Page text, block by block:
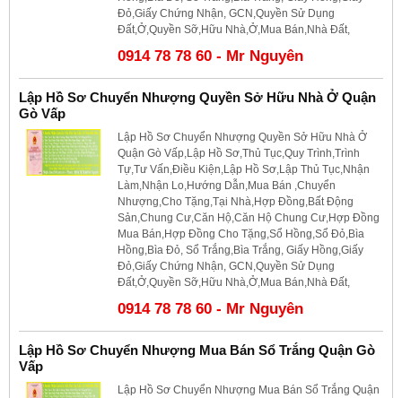
Đỏ,Giấy Chứng Nhận, GCN,Quyền Sử Dụng
Đất,Ở,Quyền Sỡ,Hữu Nhà,Ở,Mua Bán,Nhà Đất,
0914 78 78 60 - Mr Nguyên
Lập Hồ Sơ Chuyển Nhượng Quyền Sở Hữu Nhà Ở Quận
Gò Vấp
Lập Hồ Sơ Chuyển Nhượng Quyền Sở Hữu Nhà Ở
Quận Gò Vấp,Lập Hồ Sơ,Thủ Tục,Quy Trình,Trình
Tự,Tư Vấn,Điều Kiện,Lập Hồ Sơ,Lập Thủ Tục,Nhận
Làm,Nhận Lo,Hướng Dẫn,Mua Bán ,Chuyển
Nhượng,Cho Tặng,Tại Nhà,Hợp Đồng,Bất Động
Sản,Chung Cư,Căn Hộ,Căn Hộ Chung Cư,Hợp Đồng
Mua Bán,Hợp Đồng Cho Tặng,Sổ Hồng,Sổ Đỏ,Bìa
Hồng,Bìa Đỏ, Sổ Trắng,Bìa Trắng, Giấy Hồng,Giấy
Đỏ,Giấy Chứng Nhận, GCN,Quyền Sử Dụng
Đất,Ở,Quyền Sỡ,Hữu Nhà,Ở,Mua Bán,Nhà Đất,
0914 78 78 60 - Mr Nguyên
Lập Hồ Sơ Chuyển Nhượng Mua Bán Sổ Trắng Quận Gò
Vấp
Lập Hồ Sơ Chuyển Nhượng Mua Bán Sổ Trắng Quận